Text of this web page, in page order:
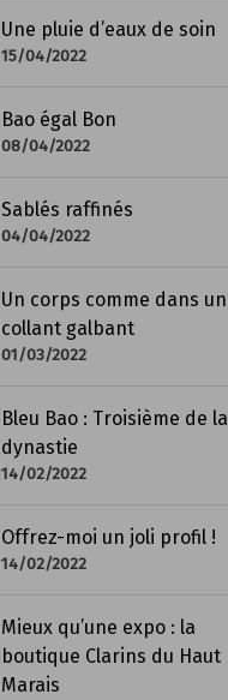
Une pluie d’eaux de soin
15/04/2022
Bao égal Bon
08/04/2022
Sablés raffinés
04/04/2022
Un corps comme dans un
collant galbant
01/03/2022
Bleu Bao : Troisième de la
dynastie
14/02/2022
Offrez-moi un joli profil !
14/02/2022
Mieux qu’une expo : la
boutique Clarins du Haut
Marais